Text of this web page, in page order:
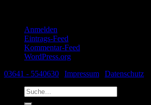
Anmelden
Eintrags-Feed
Kommentar-Feed
WordPress.org
03641 - 5540630
Impressum
Datenschutz
Suche
nach: